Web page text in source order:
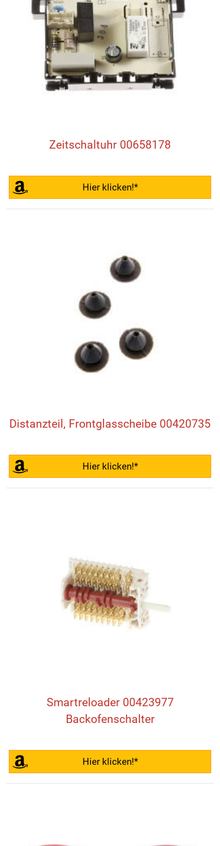
Zeitschaltuhr 00658178
Hier klicken!*
Distanzteil, Frontglasscheibe 00420735
Hier klicken!*
Smartreloader 00423977
Backofenschalter
Hier klicken!*